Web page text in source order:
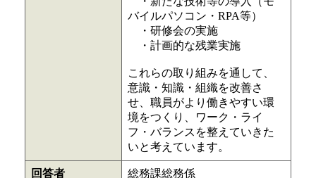
バイルパソコン・RPA等）
・研修会の実施
・計画的な残業実施
これらの取り組みを通して、
意識・知識・組織を改善さ
せ、職員がより働きやすい環
境をつくり、ワーク・ライ
フ・バランスを整えていきた
いと考えています。
回答者 総務課総務係